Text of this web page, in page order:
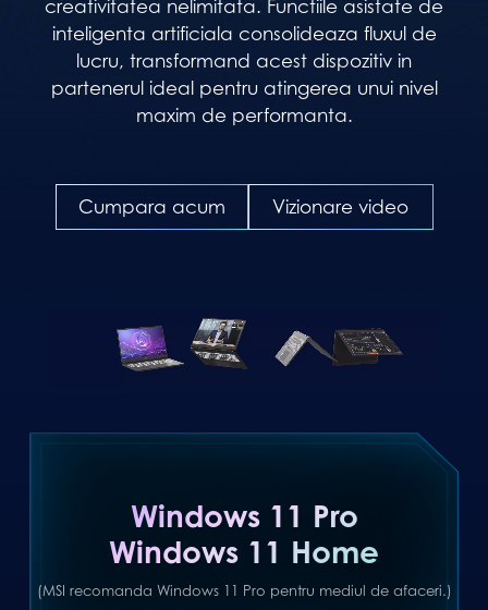
creativitatea nelimitata. Functiile asistate de
inteligenta artificiala consolideaza fluxul de
lucru, transformand acest dispozitiv in
partenerul ideal pentru atingerea unui nivel
maxim de performanta.
Cumpara acum Vizionare video
Windows 11 Pro
Windows 11 Home
(MSI recomanda Windows 11 Pro pentru mediul de afaceri.)